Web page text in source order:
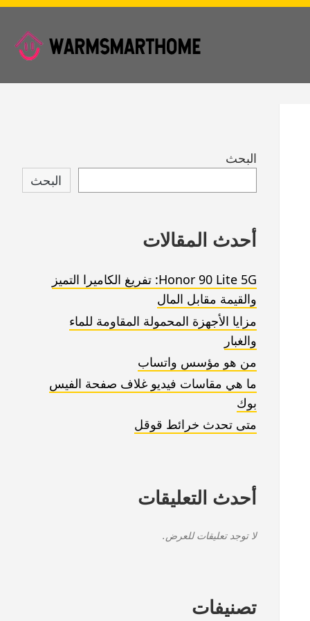
Skip
footer
البحث
البحث
أحدث المقالات
Honor 90 Lite 5G: تفريغ الكاميرا التميز
والقيمة مقابل المال
مزايا الأجهزة المحمولة المقاومة للماء
والغبار
من هو مؤسس واتساب
ما هي مقاسات فيديو غلاف صفحة الفيس
بوك
متى تحدث خرائط قوقل
أحدث التعليقات
لا توجد تعليقات للعرض.
تصنيفات